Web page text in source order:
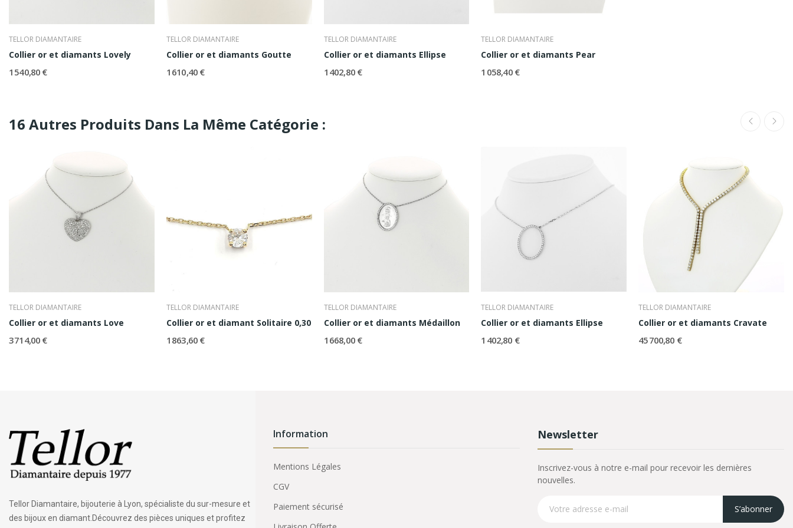
TELLOR DIAMANTAIRE
Collier or et diamants Lovely
1 540,80 €
TELLOR DIAMANTAIRE
Collier or et diamants Goutte
1 610,40 €
TELLOR DIAMANTAIRE
Collier or et diamants Ellipse
1 402,80 €
TELLOR DIAMANTAIRE
Collier or et diamants Pear
1 058,40 €
16 Autres Produits Dans La Même Catégorie :
TELLOR DIAMANTAIRE
Collier or et diamants Love
3 714,00 €
TELLOR DIAMANTAIRE
Collier or et diamant Solitaire 0,30
1 863,60 €
TELLOR DIAMANTAIRE
Collier or et diamants Médaillon
1 668,00 €
TELLOR DIAMANTAIRE
Collier or et diamants Ellipse
1 402,80 €
TELLOR DIAMANTAIRE
Collier or et diamants Cravate
45 700,80 €
Tellor Diamantaire, bijouterie à Lyon, spécialiste du sur-mesure et
des bijoux en diamant.Découvrez des pièces uniques et profitez
Information
Mentions Légales
CGV
Paiement sécurisé
Newsletter
Inscrivez-vous à notre e-mail pour recevoir les dernières
nouvelles.
S’abonner